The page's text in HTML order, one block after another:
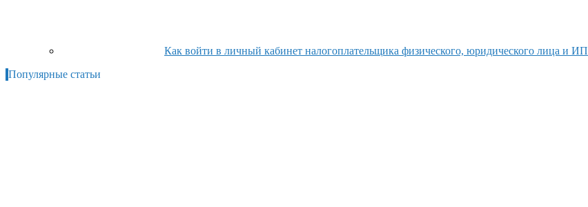
Как войти в личный кабинет налогоплательщика физического, юридического лица и ИП
Популярные статьи